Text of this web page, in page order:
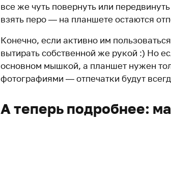
все же чуть повернуть или
взять перо — на планшете остаются
Конечно, если активно им
вытирать собственной же рукой :) Но
основном мышкой, а планшет нужен
фотографиями — отпечатки будут
А теперь подробнее: